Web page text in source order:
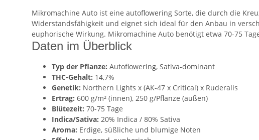
Mikromachine Auto ist eine autoflowering Sorte, die durch die
Widerstandsfähigkeit und eignet sich ideal für den Anbau in
euphorische Wirkung. Mikromachine Auto benötigt etwa 70-75
Daten im Überblick
Typ der Pflanze: Autoflowering, Sativa-dominant
THC-Gehalt: 14,7%
Genetik: Northern Lights x (AK-47 x Critical) x Ruderalis
Ertrag: 600 g/m² (innen), 250 g/Pflanze (außen)
Blütezeit: 70-75 Tage
Indica/Sativa: 20% Indica / 80% Sativa
Aroma: Erdige, süßliche und blumige Noten